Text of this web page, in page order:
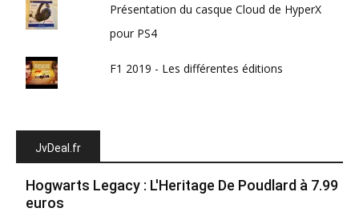
Présentation du casque Cloud de HyperX
pour PS4
F1 2019 - Les différentes éditions
JvDeal.fr
Hogwarts Legacy : L'Heritage De Poudlard à 7.99
euros